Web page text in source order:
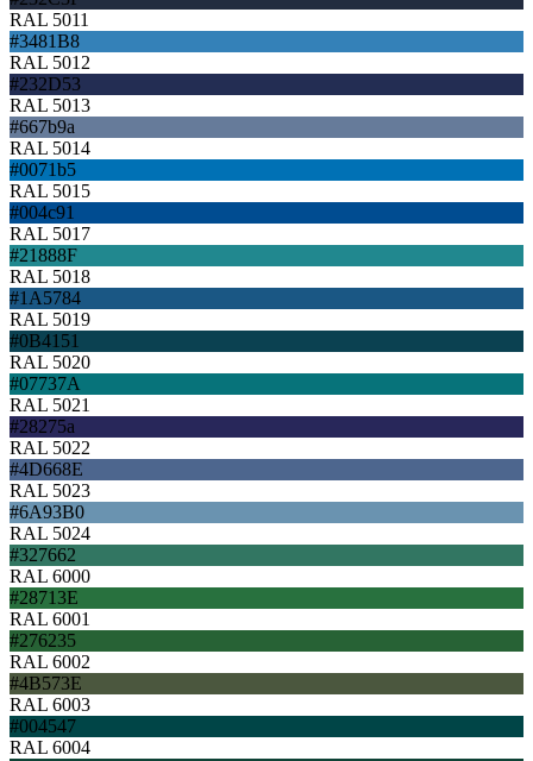
RAL 5011
#3481B8
RAL 5012
#232D53
RAL 5013
#667b9a
RAL 5014
#0071b5
RAL 5015
#004c91
RAL 5017
#21888F
RAL 5018
#1A5784
RAL 5019
#0B4151
RAL 5020
#07737A
RAL 5021
#28275a
RAL 5022
#4D668E
RAL 5023
#6A93B0
RAL 5024
#327662
RAL 6000
#28713E
RAL 6001
#276235
RAL 6002
#4B573E
RAL 6003
#004547
RAL 6004